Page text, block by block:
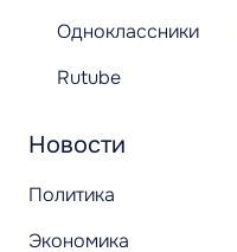
Новости
Политика
Экономика
Одноклассники
Rutube